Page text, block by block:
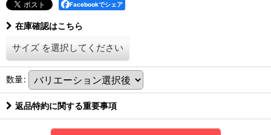
Facebookでシェア
在庫確認はこちら
サイズ を選択してください
数量:
返品特約に関する重要事項